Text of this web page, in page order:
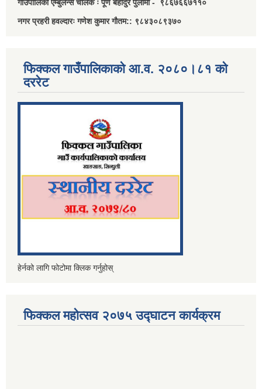
गाउँपालिका एम्बुलेन्स चालक ः पूर्ण बहादुर पुलामी - ९८६७६६७११०
नगर प्रहरी हवल्दारः गणेश कुमार गौतम:: ९८४३०८९३७०
फिक्कल गाउँपालिकाको आ.व. २०८०।८१ को
दररेट
हेर्नको लागि फोटोमा क्लिक गर्नुहोस्
फिक्कल महोत्सव २०७५ उद्घाटन कार्यक्रम